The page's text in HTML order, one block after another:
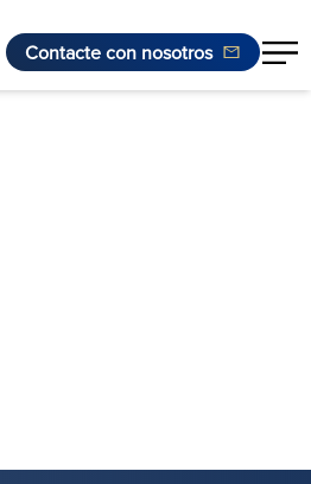
Contacte con nosotros